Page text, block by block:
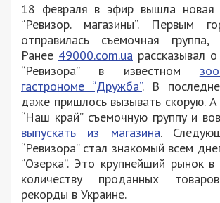
18 февраля в эфир вышла новая
“Ревизор. магазины”. Первым
отправилась съемочная
Ранее 49000.com.ua рассказывал
“Ревизора” в известном
гастрономе “Дружба”. В
даже пришлось вызывать скорую. А
“Наш край” съемочную группу и
выпускать из магазина.
“Ревизора” стал знакомый всем
“Озерка”. Это крупнейший рынок
количеству проданных
рекорды в Украине.